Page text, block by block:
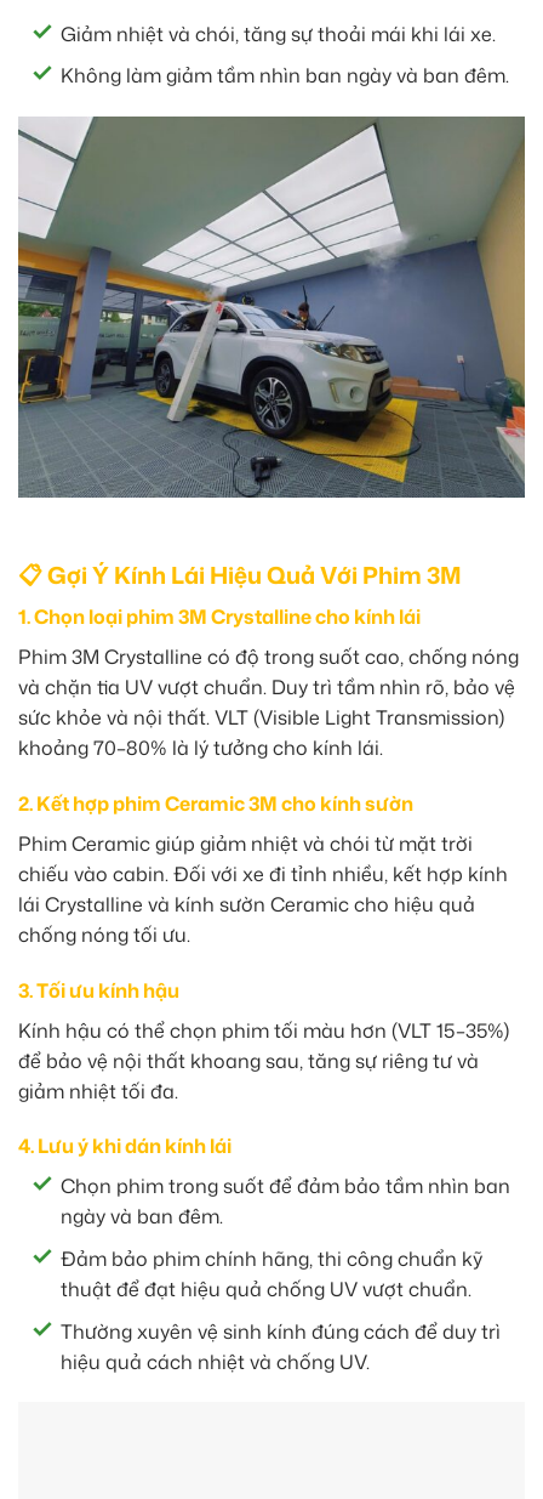
Giảm nhiệt và chói, tăng sự thoải mái khi lái xe.
Không làm giảm tầm nhìn ban ngày và ban đêm.
📋 Gợi Ý Kính Lái Hiệu Quả Với Phim 3M
1. Chọn loại phim 3M Crystalline cho kính lái
Phim 3M Crystalline có độ trong suốt cao, chống nóng
và chặn tia UV vượt chuẩn. Duy trì tầm nhìn rõ, bảo vệ
sức khỏe và nội thất. VLT (Visible Light Transmission)
khoảng 70–80% là lý tưởng cho kính lái.
2. Kết hợp phim Ceramic 3M cho kính sườn
Phim Ceramic giúp giảm nhiệt và chói từ mặt trời
chiếu vào cabin. Đối với xe đi tỉnh nhiều, kết hợp kính
lái Crystalline và kính sườn Ceramic cho hiệu quả
chống nóng tối ưu.
3. Tối ưu kính hậu
Kính hậu có thể chọn phim tối màu hơn (VLT 15–35%)
để bảo vệ nội thất khoang sau, tăng sự riêng tư và
giảm nhiệt tối đa.
4. Lưu ý khi dán kính lái
Chọn phim trong suốt để đảm bảo tầm nhìn ban
ngày và ban đêm.
Đảm bảo phim chính hãng, thi công chuẩn kỹ
thuật để đạt hiệu quả chống UV vượt chuẩn.
Thường xuyên vệ sinh kính đúng cách để duy trì
hiệu quả cách nhiệt và chống UV.